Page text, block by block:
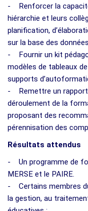
- Renforcer la
hiérarchie et leurs
planification,
sur la base des
- Fournir un kit
modèles de tableaux
supports
- Remettre un rapport
déroulement de la
proposant des
pérennisation des
Résultats attendus
- Un programme de
MERSE et le PAIRE.
- Certains membres
la gestion, au